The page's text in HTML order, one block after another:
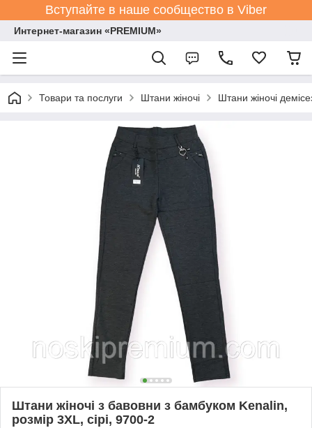
Вступайте в наше сообщество в Viber
Интернет-магазин «PREMIUM»
Товари та послуги Штани жіночі Штани жіночі
Штани жіночі з бавовни з бамбуком Kenalin,
розмір 3XL, сірі, 9700-2